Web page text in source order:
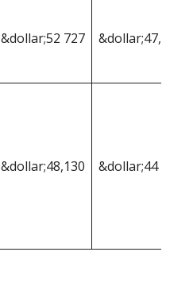
&dollar;52 727 &dollar;47,223
&dollar;48,130 &dollar;44 550